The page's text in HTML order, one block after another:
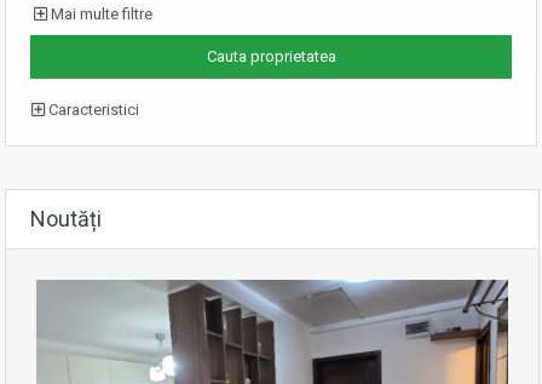
Mai multe filtre
Caracteristici
Noutăți